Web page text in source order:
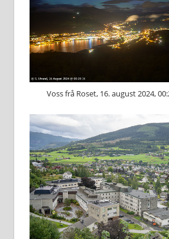
Voss frå Roset, 16. august 2024,